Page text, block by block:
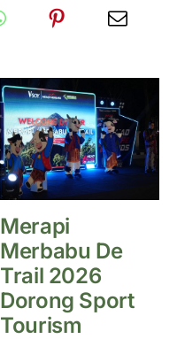
Merapi
Merbabu De
Trail 2026
Dorong Sport
Tourism